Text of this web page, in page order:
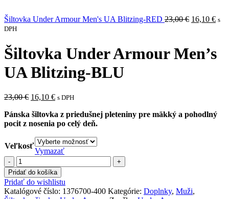
Šiltovka Under Armour Men's UA Blitzing-RED 23,00€ Pôvodná
16,10 € s
DPH
Šiltovka Under Armour Men’s
UA Blitzing-BLU
23,00€ Pôvodná
bola:
23,00 €.
16,10 €Aktuálna
je:
16,10 €.
s DPH
Pánska šiltovka z priedušnej pleteniny pre mäkký a pohodlný
pocit z nosenia po celý deň.
Veľkosť
Vymazať
množstvo
Šiltovka
Under
Armour
Men's
Pridať do košíka
Pridať do wishlistu
Katalógové číslo: 1376700-400 Kategórie: Doplnky, Muži,